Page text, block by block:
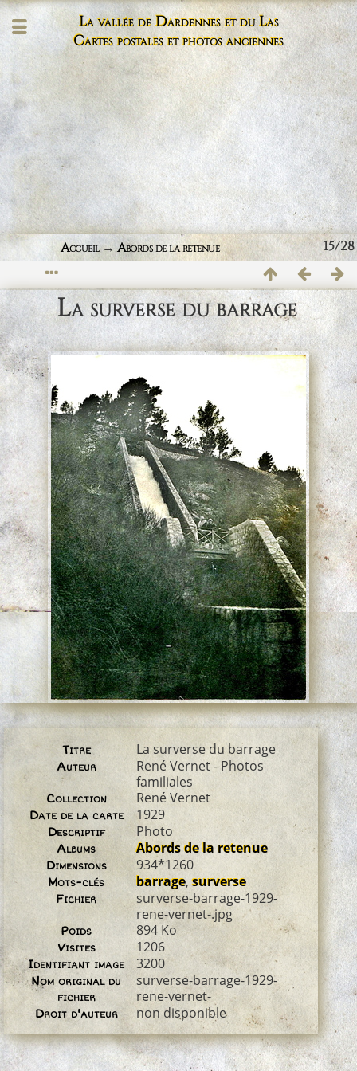
La vallée de Dardennes et du Las
Cartes postales et photos anciennes
15/28
Accueil→Abords de la retenue
La surverse du barrage
Titre La surverse du barrage
Auteur
René Vernet - Photos
familiales
Collection René Vernet
Date de la carte 1929
Descriptif Photo
Albums Abords de la retenue
Dimensions 934*1260
Mots-clés barrage,surverse
Fichier
surverse-barrage-1929-
rene-vernet-.jpg
Poids 894 Ko
Visites 1206
Identifiant image 3200
Nom original du
fichier
surverse-barrage-1929-
rene-vernet-
Droit d'auteur non disponible